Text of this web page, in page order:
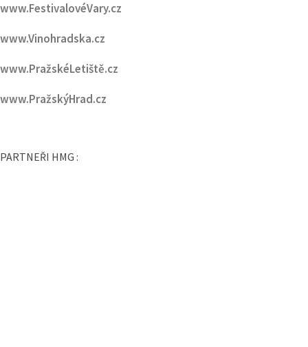
www.FestivalovéVary.cz
www.Vinohradska.cz
www.PražskéLetiště.cz
www.PražskýHrad.cz
PARTNEŘI HMG :